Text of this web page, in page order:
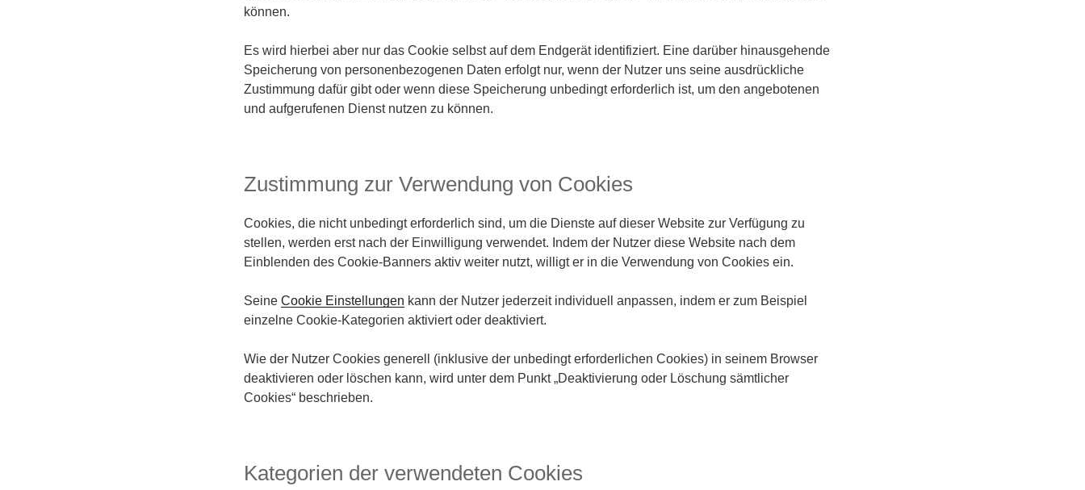
können.
Es wird hierbei aber nur das Cookie selbst auf dem Endgerät identifiziert. Eine darüber hinausgehende
Speicherung von personenbezogenen Daten erfolgt nur, wenn der Nutzer uns seine ausdrückliche
Zustimmung dafür gibt oder wenn diese Speicherung unbedingt erforderlich ist, um den angebotenen
und aufgerufenen Dienst nutzen zu können.
Zustimmung zur Verwendung von Cookies
Cookies, die nicht unbedingt erforderlich sind, um die Dienste auf dieser Website zur Verfügung zu
stellen, werden erst nach der Einwilligung verwendet. Indem der Nutzer diese Website nach dem
Einblenden des Cookie-Banners aktiv weiter nutzt, willigt er in die Verwendung von Cookies ein.
Seine Cookie Einstellungen kann der Nutzer jederzeit individuell anpassen, indem er zum Beispiel
einzelne Cookie-Kategorien aktiviert oder deaktiviert.
Wie der Nutzer Cookies generell (inklusive der unbedingt erforderlichen Cookies) in seinem Browser
deaktivieren oder löschen kann, wird unter dem Punkt „Deaktivierung oder Löschung sämtlicher
Cookies“ beschrieben.
Kategorien der verwendeten Cookies